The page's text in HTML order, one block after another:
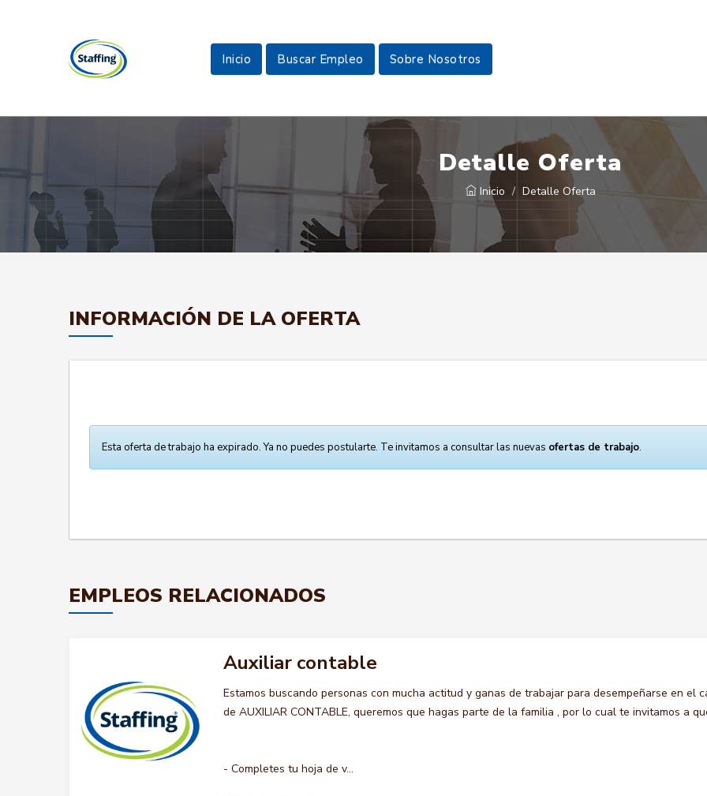
Inicio Buscar Empleo Sobre Nosotros
Detalle Oferta
Inicio Detalle Oferta
INFORMACIÓN DE LA OFERTA
Esta oferta de trabajo ha expirado. Ya no puedes postularte. Te invitamos a consultar las nuevas ofertas de trabajo.
EMPLEOS RELACIONADOS
Auxiliar contable
Estamos buscando personas con mucha actitud y ganas de trabajar para desempeñarse en el
de AUXILIAR CONTABLE, queremos que hagas parte de la familia , por lo cual te invitamos a
- Completes tu hoja de v...